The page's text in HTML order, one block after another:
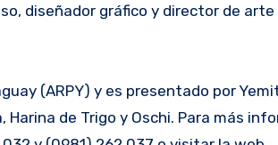
diseñador gráfico y director de
(ARPY) y es presentado por
de Trigo y Oschi. Para más